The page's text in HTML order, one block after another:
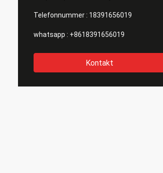
Telefonnummer : 18391656019
whatsapp : +8618391656019
Kontakt